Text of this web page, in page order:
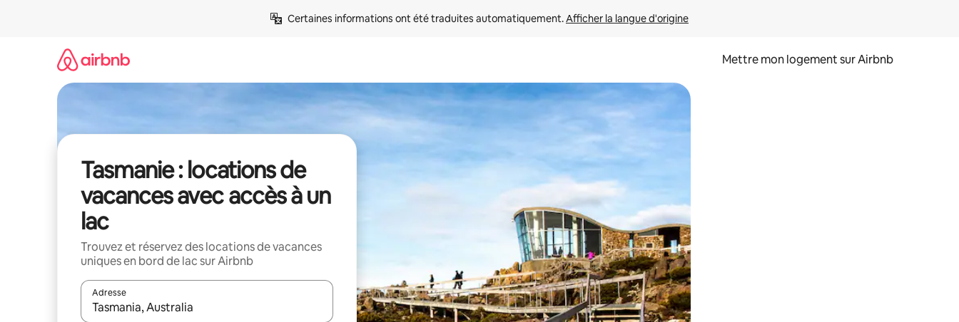
Certaines informations ont été traduites automatiquement. Afficher la langue d'origine
Mettre mon logement sur Airbnb
Tasmanie : locations de
vacances avec accès à un
lac
Trouvez et réservez des locations de vacances
uniques en bord de lac sur Airbnb
Adresse
Lorsque les résultats s'affichent, utilisez les flèches vers le haut et vers le bas pour les parcourir ou en appuyant et en faisant glisser.